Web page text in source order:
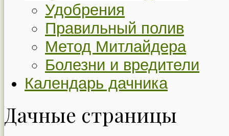
Удобрения
Правильный полив
Метод Митлайдера
Болезни и вредители
Календарь дачника
Дачные страницы